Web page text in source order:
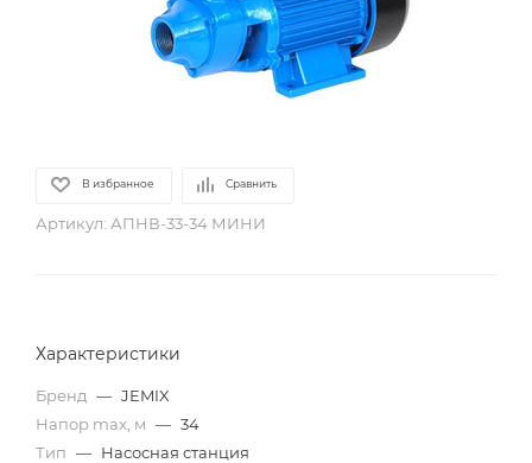
В избранное Сравнить
Артикул: АПНВ-33-34 МИНИ
Характеристики
Бренд — JEMIX
Напор max, м — 34
Тип — Насосная станция